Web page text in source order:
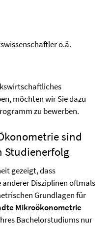
o.ä.
möchten wir Sie dazu
zu bewerben.
sind
Studienerfolg
gezeigt, dass
Disziplinen oftmals
Grundlagen für
Mikroökonometrie
Bachelorstudiums nur